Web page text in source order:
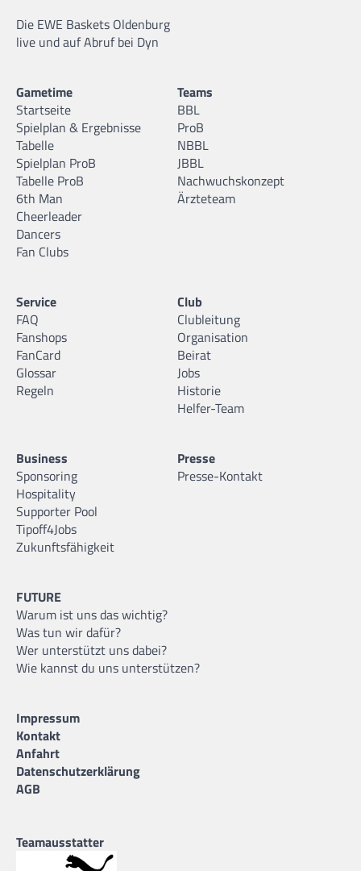
Die EWE Baskets Oldenburg
live und auf Abruf bei Dyn
Gametime
Startseite
Spielplan & Ergebnisse
Tabelle
Spielplan ProB
Tabelle ProB
6th Man
Cheerleader
Dancers
Fan Clubs
Teams
BBL
ProB
NBBL
JBBL
Nachwuchskonzept
Ärzteteam
Service
FAQ
Fanshops
FanCard
Glossar
Regeln
Club
Clubleitung
Organisation
Beirat
Jobs
Historie
Helfer-Team
Business
Sponsoring
Hospitality
Supporter Pool
Tipoff4Jobs
Zukunftsfähigkeit
Presse
Presse-Kontakt
FUTURE
Warum ist uns das wichtig?
Was tun wir dafür?
Wer unterstützt uns dabei?
Wie kannst du uns unterstützen?
Impressum
Kontakt
Anfahrt
Datenschutzerklärung
AGB
Teamausstatter